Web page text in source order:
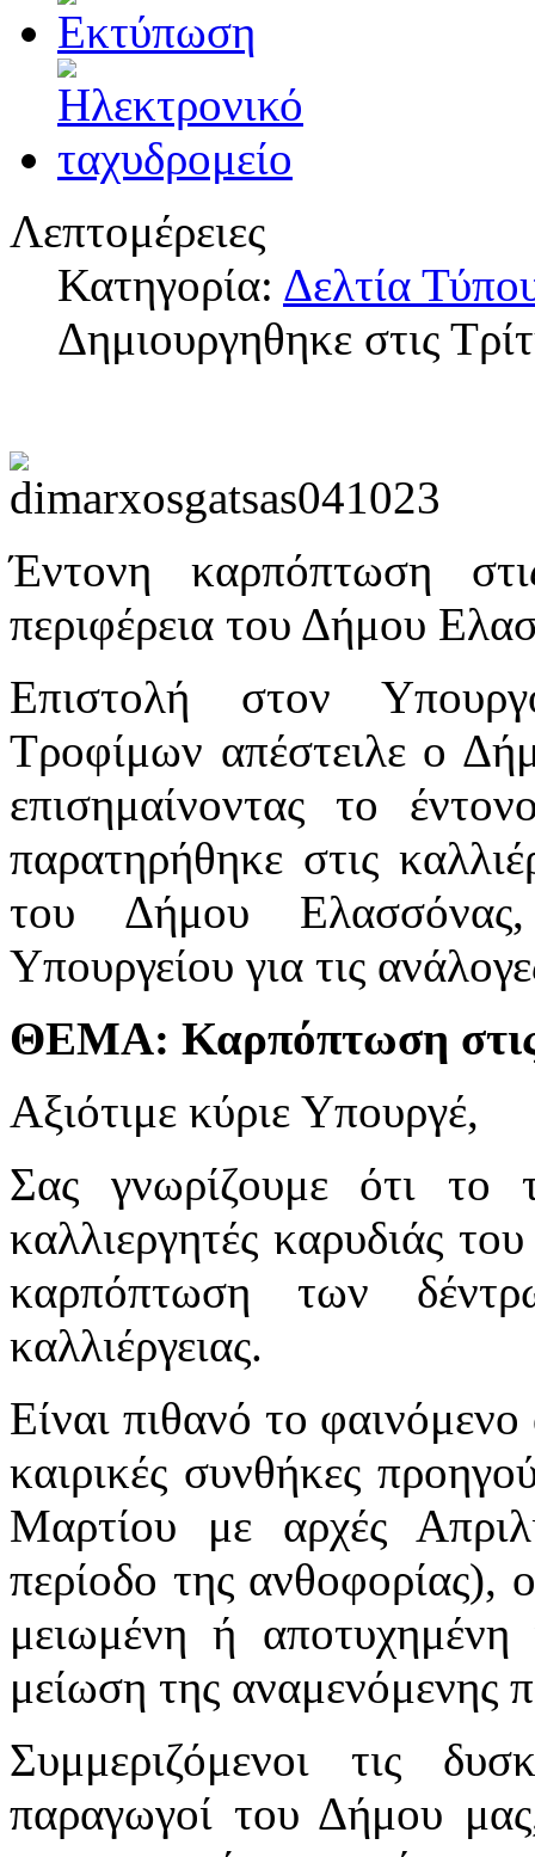
Λεπτομέρειες
Κατηγορία: Δελτία
Δημιουργηθηκε στις
Έντονη καρπόπτωση
περιφέρεια του Δήμου
Επιστολή στον
Τροφίμων απέστειλε ο
επισημαίνοντας το
παρατηρήθηκε στις
του Δήμου
Υπουργείου για τις
ΘΕΜΑ: Καρπόπτωση στις
Αξιότιμε κύριε Υπουργέ,
Σας γνωρίζουμε ότι το
καλλιεργητές καρυδιάς
καρπόπτωση των
καλλιέργειας.
Είναι πιθανό το φαινόμενο
καιρικές συνθήκες
Μαρτίου με αρχές
περίοδο της ανθοφορίας),
μειωμένη ή αποτυχημένη
μείωση της αναμενόμενης
Συμμεριζόμενοι τις
παραγωγοί του Δήμου